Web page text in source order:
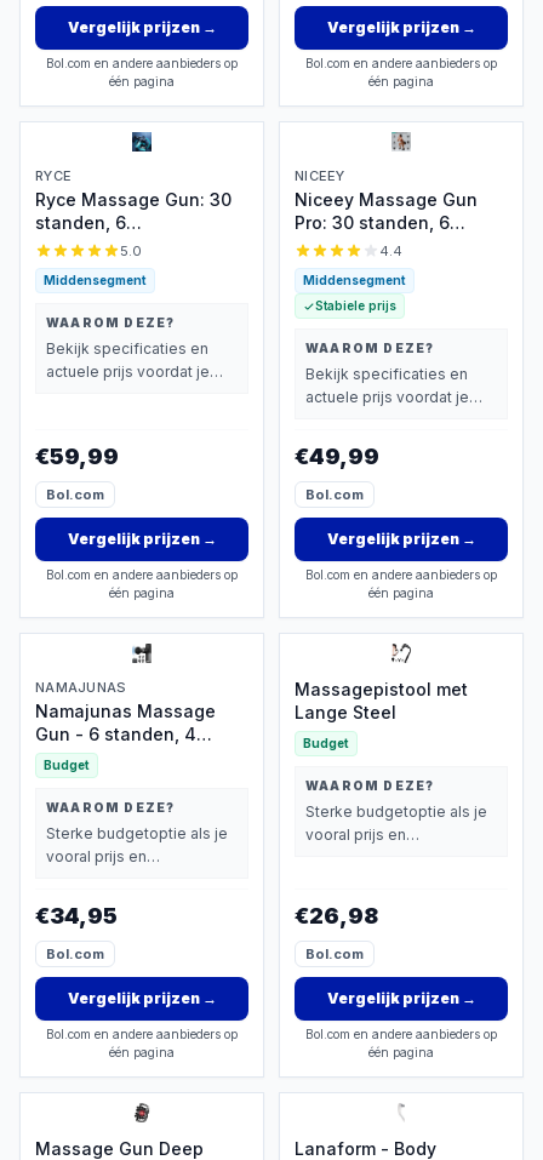
Vergelijk prijzen→
Bol.com en andere aanbieders op
één pagina
Vergelijk prijzen→
Bol.com en andere aanbieders op
één pagina
RYCE
Ryce Massage Gun: 30
standen, 6
opzetstukken,
oplaadbaar
5.0
Middensegment
WAAROM DEZE?
Bekijk specificaties en
actuele prijs voordat je
€59,99
Bol.com
Vergelijk prijzen→
Bol.com en andere aanbieders op
één pagina
NICEEY
Niceey Massage Gun
Pro: 30 standen, 6
opzetstukken, draadloos
4.4
Middensegment
Stabiele prijs
WAAROM DEZE?
Bekijk specificaties en
actuele prijs voordat je
€49,99
Bol.com
Vergelijk prijzen→
Bol.com en andere aanbieders op
één pagina
NAMAJUNAS
Namajunas Massage
Gun - 6 standen, 4
koppen, draadloos
Budget
WAAROM DEZE?
Sterke budgetoptie als je
vooral prijs en
€34,95
Bol.com
Vergelijk prijzen→
Bol.com en andere aanbieders op
één pagina
Massagepistool met
Lange Steel
Budget
WAAROM DEZE?
Sterke budgetoptie als je
vooral prijs en
€26,98
Bol.com
Vergelijk prijzen→
Bol.com en andere aanbieders op
één pagina
Massage Gun Deep
Lanaform - Body